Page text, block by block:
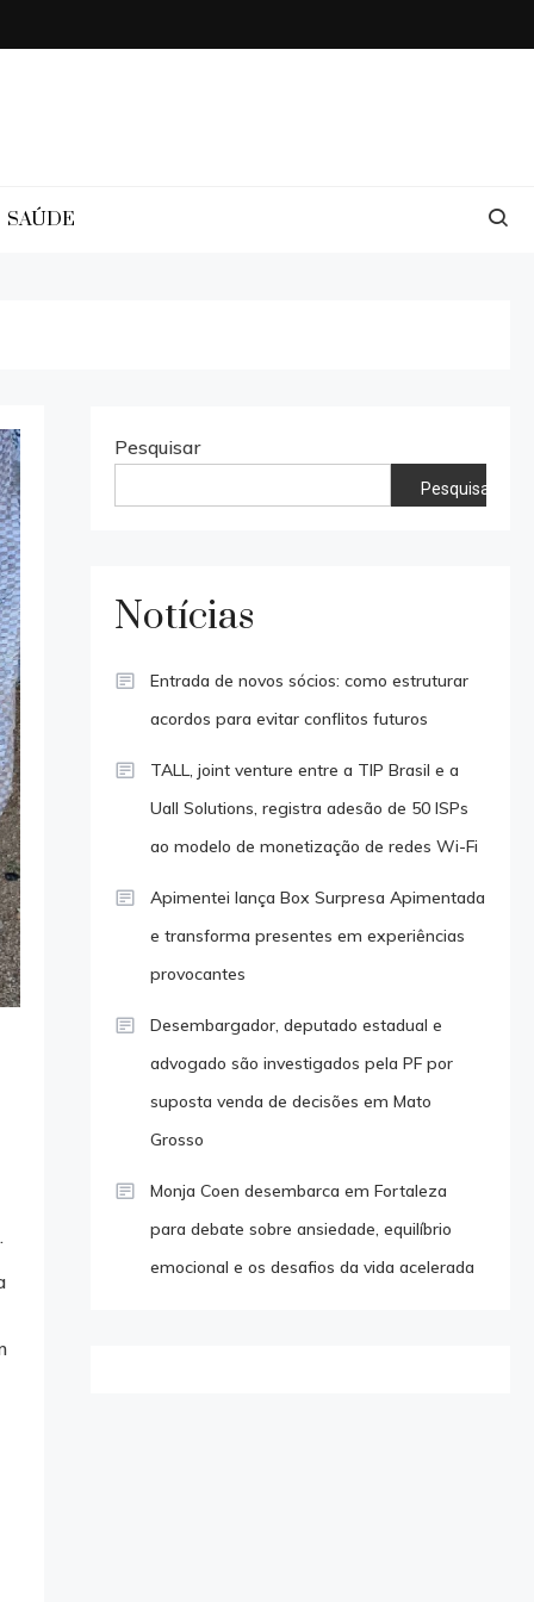
SAÚDE
Pesquisar
Pesquisar
Notícias
Entrada de novos sócios: como estruturar
acordos para evitar conflitos futuros
TALL, joint venture entre a TIP Brasil e a
Uall Solutions, registra adesão de 50 ISPs
ao modelo de monetização de redes Wi-Fi
Apimentei lança Box Surpresa Apimentada
e transforma presentes em experiências
provocantes
Desembargador, deputado estadual e
advogado são investigados pela PF por
suposta venda de decisões em Mato
Grosso
Monja Coen desembarca em Fortaleza
para debate sobre ansiedade, equilíbrio
emocional e os desafios da vida acelerada